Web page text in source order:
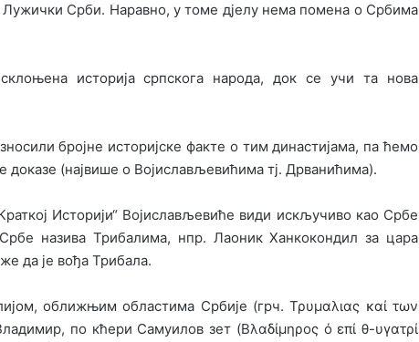
Лужички Срби. Наравно, у томе дјелу нема помена о Србима
историја српскога народа, док се учи та нова
бројне историјске факте о тим династијама, па ћемо
доказе (највише о Војислављевићима тј. Дрванићима).
Историји“ Војислављевиће види искључиво као Србе
назива Трибалима, нпр. Лаоник Ханкокондил за цара
да је вођа Трибала.
оближњим областима Србије (грч. Τρυμαλιας καί των
по кћери Самуилов зет (Βλαδίμηρος ό επί θ-υγατρί